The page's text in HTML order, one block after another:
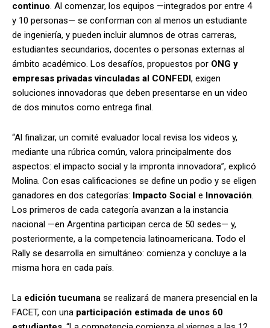
continuo. Al comenzar, los equipos —integrados por entre 4
y 10 personas— se conforman con al menos un estudiante
de ingeniería, y pueden incluir alumnos de otras carreras,
estudiantes secundarios, docentes o personas externas al
ámbito académico. Los desafíos, propuestos por ONG y
empresas privadas vinculadas al CONFEDI, exigen
soluciones innovadoras que deben presentarse en un video
de dos minutos como entrega final.
“Al finalizar, un comité evaluador local revisa los videos y,
mediante una rúbrica común, valora principalmente dos
aspectos: el impacto social y la impronta innovadora”, explicó
Molina. Con esas calificaciones se define un podio y se eligen
ganadores en dos categorías: Impacto Social e Innovación.
Los primeros de cada categoría avanzan a la instancia
nacional —en Argentina participan cerca de 50 sedes— y,
posteriormente, a la competencia latinoamericana. Todo el
Rally se desarrolla en simultáneo: comienza y concluye a la
misma hora en cada país.
La edición tucumana se realizará de manera presencial en la
FACET, con una participación estimada de unos 60